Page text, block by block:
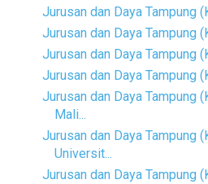
Jurusan dan Daya Tampung
Jurusan dan Daya Tampung
Jurusan dan Daya Tampung
Jurusan dan Daya Tampung
Jurusan dan Daya Tampung
Mali...
Jurusan dan Daya Tampung
Universit...
Jurusan dan Daya Tampung